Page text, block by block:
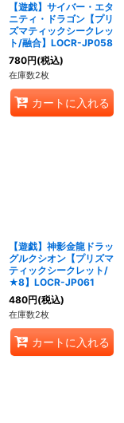
【遊戯】サイバー・エタ
ニティ・ドラゴン【プリ
ズマティックシークレッ
ト/融合】LOCR-JP058
780円(税込)
在庫数2枚
カートに入れる
【遊戯】神影金龍ドラッ
グルクシオン【プリズマ
ティックシークレット/
★8】LOCR-JP061
480円(税込)
在庫数2枚
カートに入れる